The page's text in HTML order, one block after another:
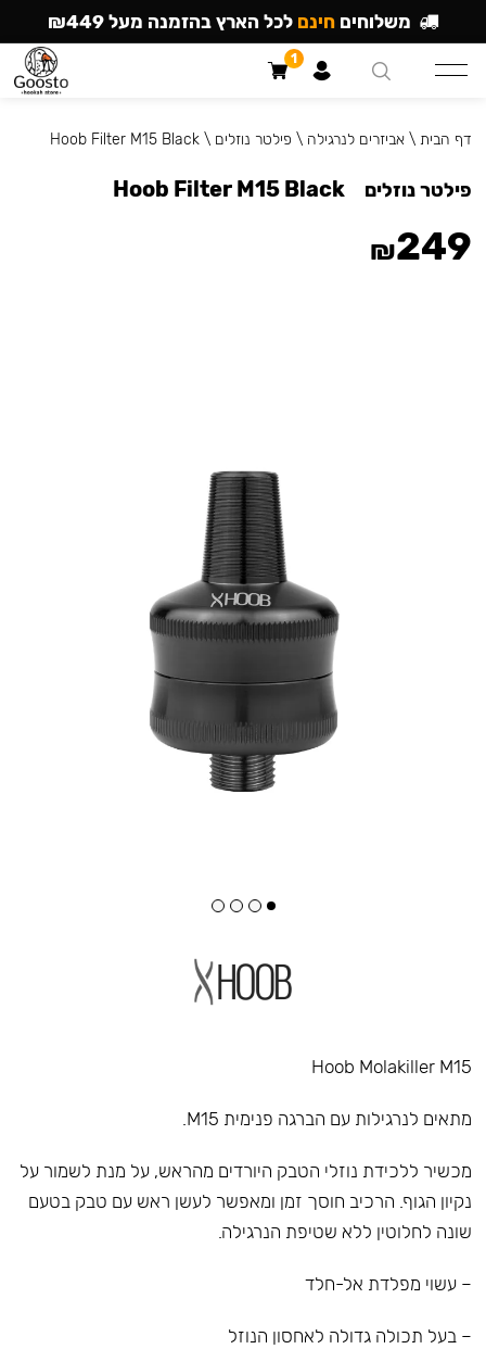
Hoob Molakiller M15
מתאים לנרגילות עם הברגה פנימית M15.
מכשיר ללכידת נוזלי הטבק היורדים מהראש, על מנת לשמור על
נקיון הגוף. הרכיב חוסך זמן ומאפשר לעשן ראש עם טבק בטעם
שונה לחלוטין ללא שטיפת הנרגילה.
– עשוי מפלדת אל-חלד
– בעל תכולה גדולה לאחסון הנוזל
דף הבית \אביזרים לנרגילה \ פילטר נוזלים \
Hoob Filter M15 Black
פילטר נוזלים Hoob Filter M15 Black
₪249
משלוחים חינם לכל הארץ בהזמנה מעל ₪449
1